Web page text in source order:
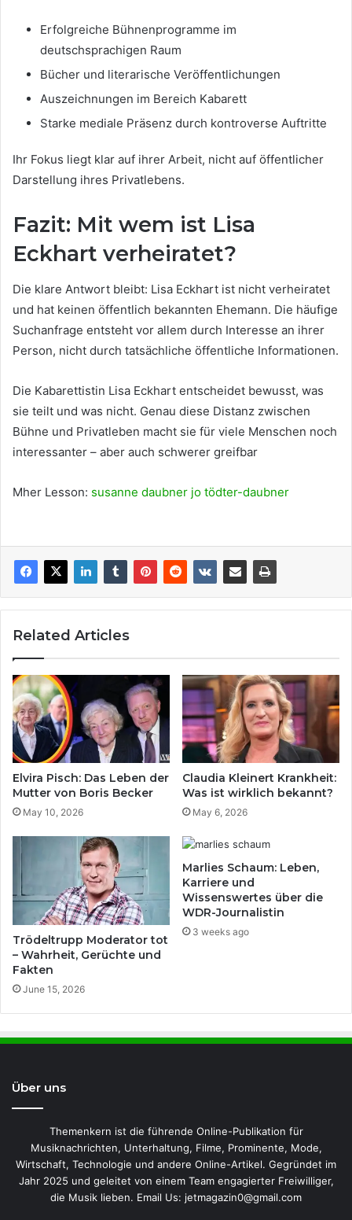
Erfolgreiche Bühnenprogramme im
deutschsprachigen Raum
Bücher und literarische Veröffentlichungen
Auszeichnungen im Bereich Kabarett
Starke mediale Präsenz durch kontroverse Auftritte
Ihr Fokus liegt klar auf ihrer Arbeit, nicht auf öffentlicher
Darstellung ihres Privatlebens.
Fazit: Mit wem ist Lisa
Eckhart verheiratet?
Die klare Antwort bleibt: Lisa Eckhart ist nicht verheiratet
und hat keinen öffentlich bekannten Ehemann. Die häufige
Suchanfrage entsteht vor allem durch Interesse an ihrer
Person, nicht durch tatsächliche öffentliche Informationen.
Die Kabarettistin Lisa Eckhart entscheidet bewusst, was
sie teilt und was nicht. Genau diese Distanz zwischen
Bühne und Privatleben macht sie für viele Menschen noch
interessanter – aber auch schwerer greifbar
Mher Lesson: susanne daubner jo tödter-daubner
Related Articles
Elvira Pisch: Das Leben der
Mutter von Boris Becker
May 10, 2026
Claudia Kleinert Krankheit:
Was ist wirklich bekannt?
May 6, 2026
Trödeltrupp Moderator tot
– Wahrheit, Gerüchte und
Fakten
June 15, 2026
Marlies Schaum: Leben,
Karriere und
Wissenswertes über die
WDR-Journalistin
3 weeks ago
Über uns
Themenkern ist die führende Online-Publikation für
Musiknachrichten, Unterhaltung, Filme, Prominente, Mode,
Wirtschaft, Technologie und andere Online-Artikel. Gegründet im
Jahr 2025 und geleitet von einem Team engagierter Freiwilliger,
die Musik lieben. Email Us: jetmagazin0@gmail.com